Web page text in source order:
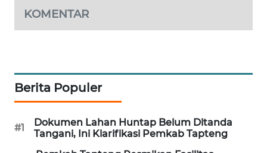
KOMENTAR
Berita Populer
#1
Dokumen Lahan Huntap Belum Ditanda
Tangani, Ini Klarifikasi Pemkab Tapteng
TAMBANG
NEWS
SITUNGIR